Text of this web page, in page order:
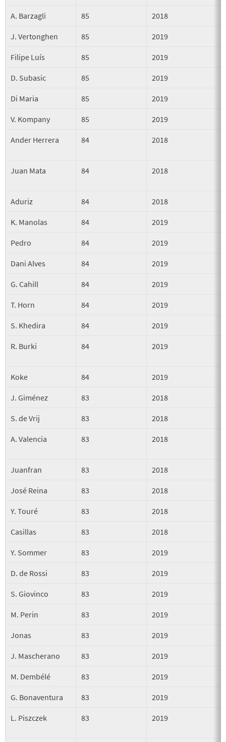
A. Barzagli 85 2018
J. Vertonghen 85 2019
Filipe Luís 85 2019
D. Subasic 85 2019
Di Maria 85 2019
V. Kompany 85 2019
Ander Herrera 84 2018
Juan Mata 84 2018
Aduriz 84 2018
K. Manolas 84 2019
Pedro 84 2019
Dani Alves 84 2019
G. Cahill 84 2019
T. Horn 84 2019
S. Khedira 84 2019
R. Burki 84 2019
Koke 84 2019
J. Giménez 83 2018
S. de Vrij 83 2018
A. Valencia 83 2018
Juanfran 83 2018
José Reina 83 2018
Y. Touré 83 2018
Casillas 83 2018
Y. Sommer 83 2019
D. de Rossi 83 2019
S. Giovinco 83 2019
M. Perin 83 2019
Jonas 83 2019
J. Mascherano 83 2019
M. Dembélé 83 2019
G. Bonaventura 83 2019
L. Piszczek 83 2019